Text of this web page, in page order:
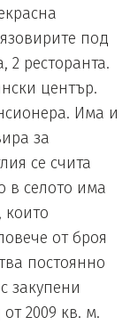
под
2 ресторанта.
център.
Има и
за
се счита
в селото има
които
от броя
постоянно
закупени
2009 кв. м.